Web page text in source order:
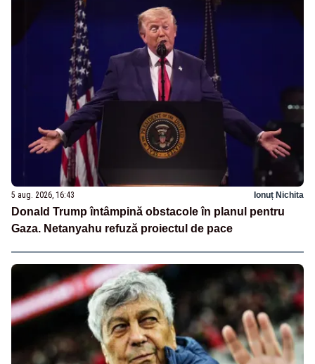
5 aug. 2026, 16:43 Ionuț Nichita
Donald Trump întâmpină obstacole în planul pentru
Gaza. Netanyahu refuză proiectul de pace